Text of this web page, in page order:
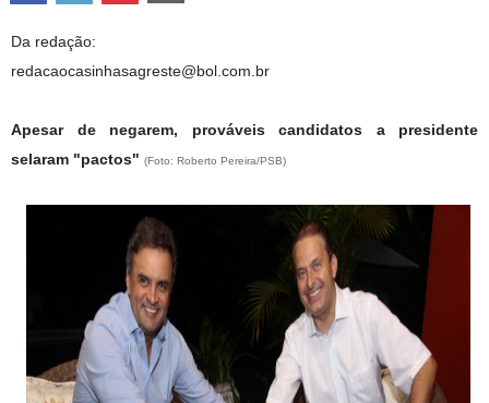
Da redação:
redacaocasinhasagreste@bol.com.br
Apesar de negarem, prováveis candidatos a presidente
selaram "pactos" (Foto: Roberto Pereira/PSB)